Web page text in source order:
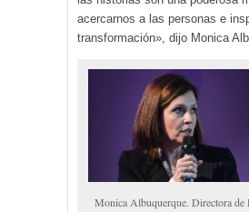
acercarnos a las personas e
transformación», dijo Monica
Monica Albuquerque. Directora de